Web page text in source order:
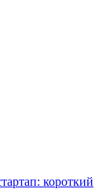
короткий